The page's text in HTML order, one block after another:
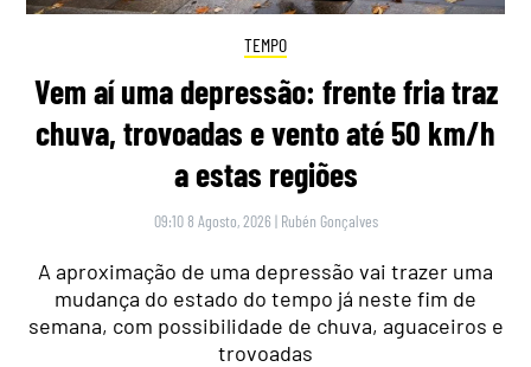
TEMPO
Vem aí uma depressão: frente fria traz
chuva, trovoadas e vento até 50 km/h
a estas regiões
09:10 8 Agosto, 2026 | Rubén Gonçalves
A aproximação de uma depressão vai trazer uma
mudança do estado do tempo já neste fim de
semana, com possibilidade de chuva, aguaceiros e
trovoadas